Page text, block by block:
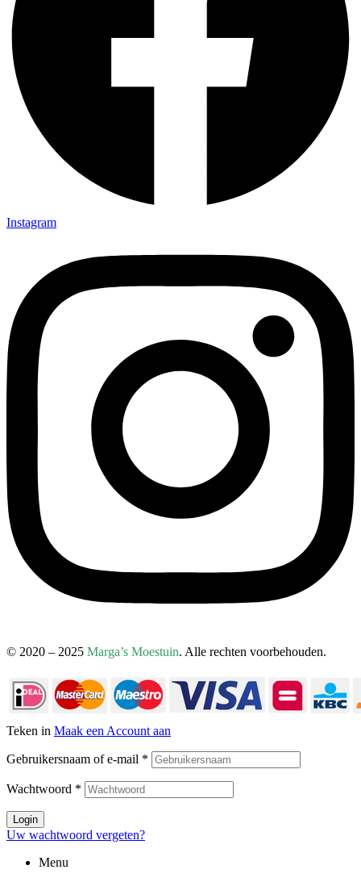
Instagram
© 2020 – 2025 Marga’s Moestuin. Alle rechten voorbehouden.
Teken in Maak een Account aan
Gebruikersnaam of e-mail *
Wachtwoord *
Login
Uw wachtwoord vergeten?
Menu